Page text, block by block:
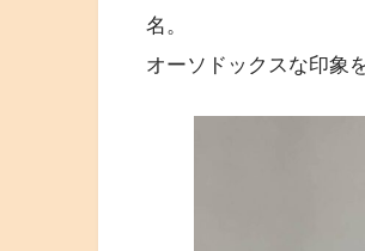
名。
オーソドックスな印象